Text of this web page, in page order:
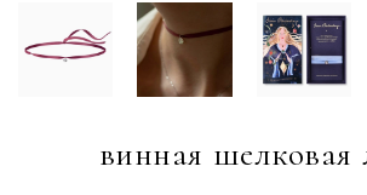
винная шелковая